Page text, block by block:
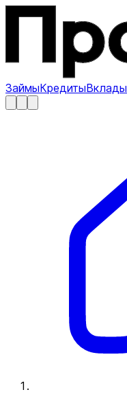
ЗаймыКредитыВклады